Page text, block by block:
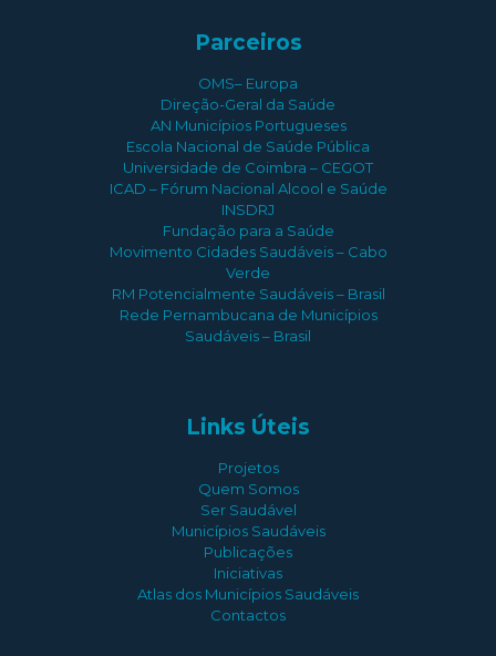
Parceiros
OMS– Europa
Direção-Geral da Saúde
AN Municípios Portugueses
Escola Nacional de Saúde Pública
Universidade de Coimbra – CEGOT
ICAD – Fórum Nacional Alcool e Saúde
INSDRJ
Fundação para a Saúde
Movimento Cidades Saudáveis – Cabo
Verde
RM Potencialmente Saudáveis – Brasil
Rede Pernambucana de Municípios
Saudáveis – Brasil
Links Úteis
Projetos
Quem Somos
Ser Saudável
Municípios Saudáveis
Publicações
Iniciativas
Atlas dos Municípios Saudáveis
Contactos